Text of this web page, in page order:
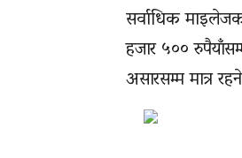
सर्वाधिक
हजार ५००
असारसम्म मात्र